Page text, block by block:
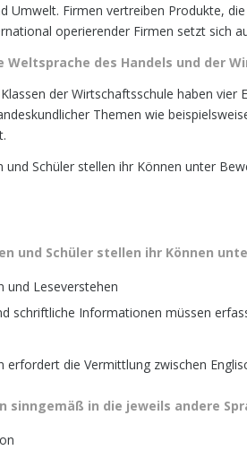
Umwelt. Firmen vertreiben Produkte,
operierender Firmen setzt sich
Weltsprache des Handels und der
der Wirtschaftsschule haben
Themen wie
und Schüler stellen ihr Können unter
und Schüler stellen ihr Können
und Leseverstehen
schriftliche Informationen müssen
erfordert die Vermittlung zwischen
sinngemäß in die jeweils andere